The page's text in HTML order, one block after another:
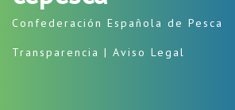
Confederación Española de Pesca
Transparencia | Aviso Legal